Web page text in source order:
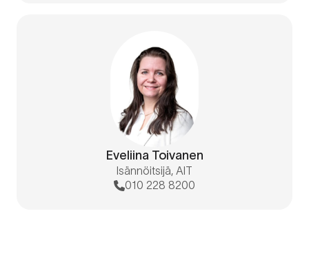
Eveliina Toivanen
Isännöitsijä, AIT
010 228 8200